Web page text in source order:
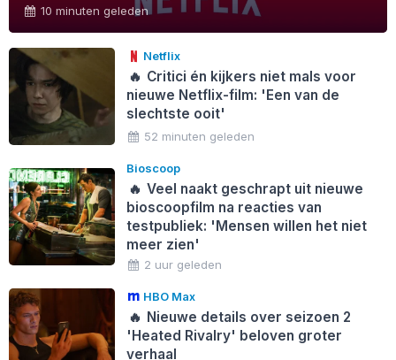
10 minuten geleden
Netflix
🔥 Critici én kijkers niet mals voor
nieuwe Netflix-film: 'Een van de
slechtste ooit'
52 minuten geleden
Bioscoop
🔥 Veel naakt geschrapt uit nieuwe
bioscoopfilm na reacties van
testpubliek: 'Mensen willen het niet
meer zien'
2 uur geleden
HBO Max
🔥 Nieuwe details over seizoen 2
'Heated Rivalry' beloven groter
verhaal